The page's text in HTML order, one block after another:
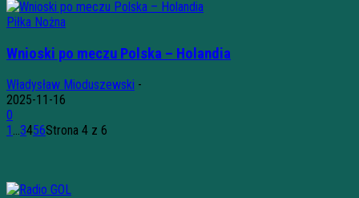
Piłka Nożna
Wnioski po meczu Polska – Holandia
Władysław Mioduszewski -
2025-11-16
0
1 ...3456Strona 4 z 6